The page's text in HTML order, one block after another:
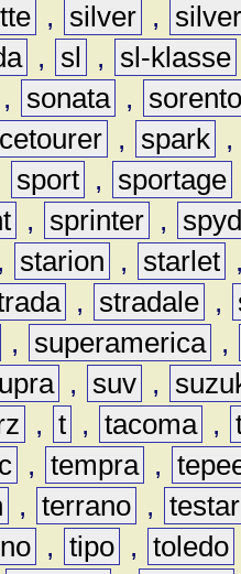
, silver ,
, sl , sl-klasse
, sonata ,
, spark ,
sport , sportage
, sprinter ,
, starion , starlet
, stradale ,
, superamerica ,
, suv ,
, t , tacoma ,
, tempra ,
, terrano ,
, tipo , toledo